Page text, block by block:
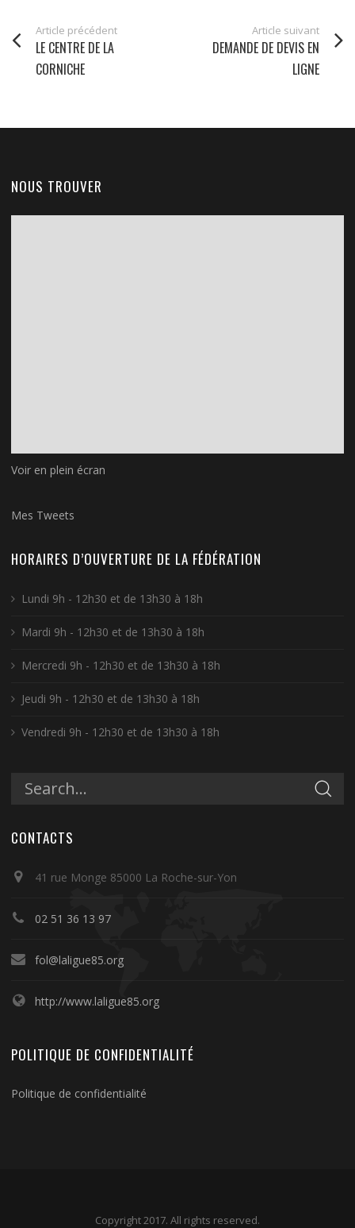
Article précédent
LE CENTRE DE LA
CORNICHE
Article suivant
DEMANDE DE DEVIS EN
LIGNE
NOUS TROUVER
Voir en plein écran
Mes Tweets
HORAIRES D’OUVERTURE DE LA FÉDÉRATION
Lundi 9h - 12h30 et de 13h30 à 18h
Mardi 9h - 12h30 et de 13h30 à 18h
Mercredi 9h - 12h30 et de 13h30 à 18h
Jeudi 9h - 12h30 et de 13h30 à 18h
Vendredi 9h - 12h30 et de 13h30 à 18h
CONTACTS
41 rue Monge 85000 La Roche-sur-Yon
02 51 36 13 97
fol@laligue85.org
http://www.laligue85.org
POLITIQUE DE CONFIDENTIALITÉ
Politique de confidentialité
Copyright 2017. All rights reserved.